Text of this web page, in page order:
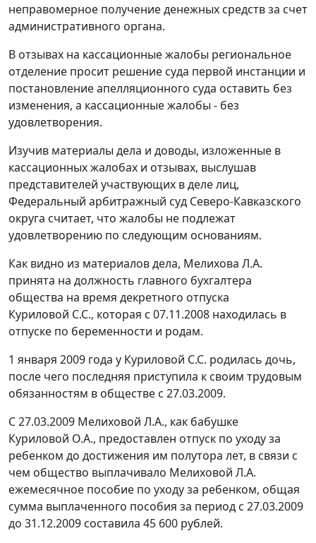
неправомерное получение денежных средств за счет
административного органа.
В отзывах на кассационные жалобы региональное
отделение просит решение суда первой инстанции и
постановление апелляционного суда оставить без
изменения, а кассационные жалобы - без
удовлетворения.
Изучив материалы дела и доводы, изложенные в
кассационных жалобах и отзывах, выслушав
представителей участвующих в деле лиц,
Федеральный арбитражный суд Северо-Кавказского
округа считает, что жалобы не подлежат
удовлетворению по следующим основаниям.
Как видно из материалов дела, Мелихова Л.А.
принята на должность главного бухгалтера
общества на время декретного отпуска
Куриловой С.С., которая с 07.11.2008 находилась в
отпуске по беременности и родам.
1 января 2009 года у Куриловой С.С. родилась дочь,
после чего последняя приступила к своим трудовым
обязанностям в обществе с 27.03.2009.
С 27.03.2009 Мелиховой Л.А., как бабушке
Куриловой О.А., предоставлен отпуск по уходу за
ребенком до достижения им полутора лет, в связи с
чем общество выплачивало Мелиховой Л.А.
ежемесячное пособие по уходу за ребенком, общая
сумма выплаченного пособия за период с 27.03.2009
до 31.12.2009 составила 45 600 рублей.